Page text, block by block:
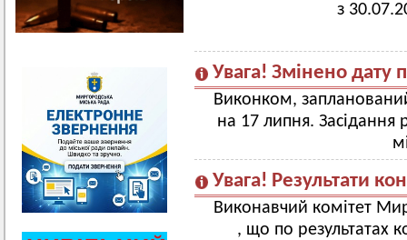
з
Увага! Змінено дату
Виконком,
на 17 липня. Засідання
Увага! Результати
Виконавчий комітет
, що по результатах